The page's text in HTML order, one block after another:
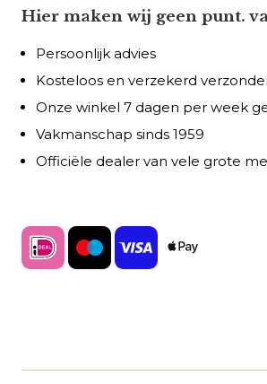
Hier maken wij geen punt.
Persoonlijk advies
Kosteloos en verzekerd
Onze winkel 7 dagen per week
Vakmanschap sinds 1959
Officiële dealer van vele grote